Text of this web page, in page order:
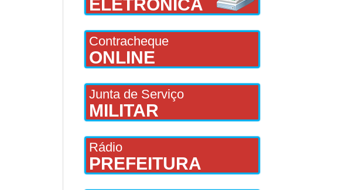
ELETRÔNICA
Contracheque
ONLINE
Junta de Serviço
MILITAR
Rádio
PREFEITURA